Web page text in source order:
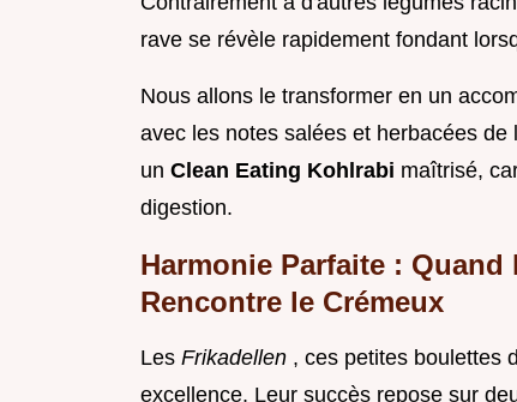
rave se révèle rapidement fondant
Nous allons le transformer en un
avec les notes salées et herbacées
un Clean Eating Kohlrabi maîtrisé,
digestion.
Harmonie Parfaite :
Rencontre le Crémeux
Les Frikadellen , ces petites boulettes
excellence. Leur succès repose sur